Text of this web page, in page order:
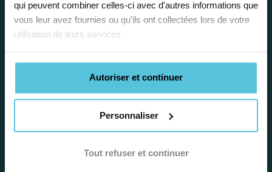
qui peuvent combiner celles-ci avec d'autres informations que
vous leur avez fournies ou qu'ils ont collectées lors de votre
utilisation de leurs services.
Autoriser et continuer
Personnaliser
Tout refuser et continuer
Je vous propose un
bilan personnalisé